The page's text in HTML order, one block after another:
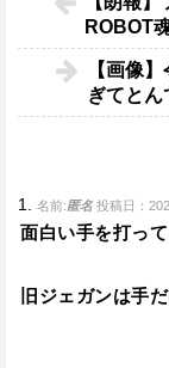
ROBOT
【画像
ぎてと
1. 名前:匿名 投稿日：
面白い手を打っ
旧ジェガンは手